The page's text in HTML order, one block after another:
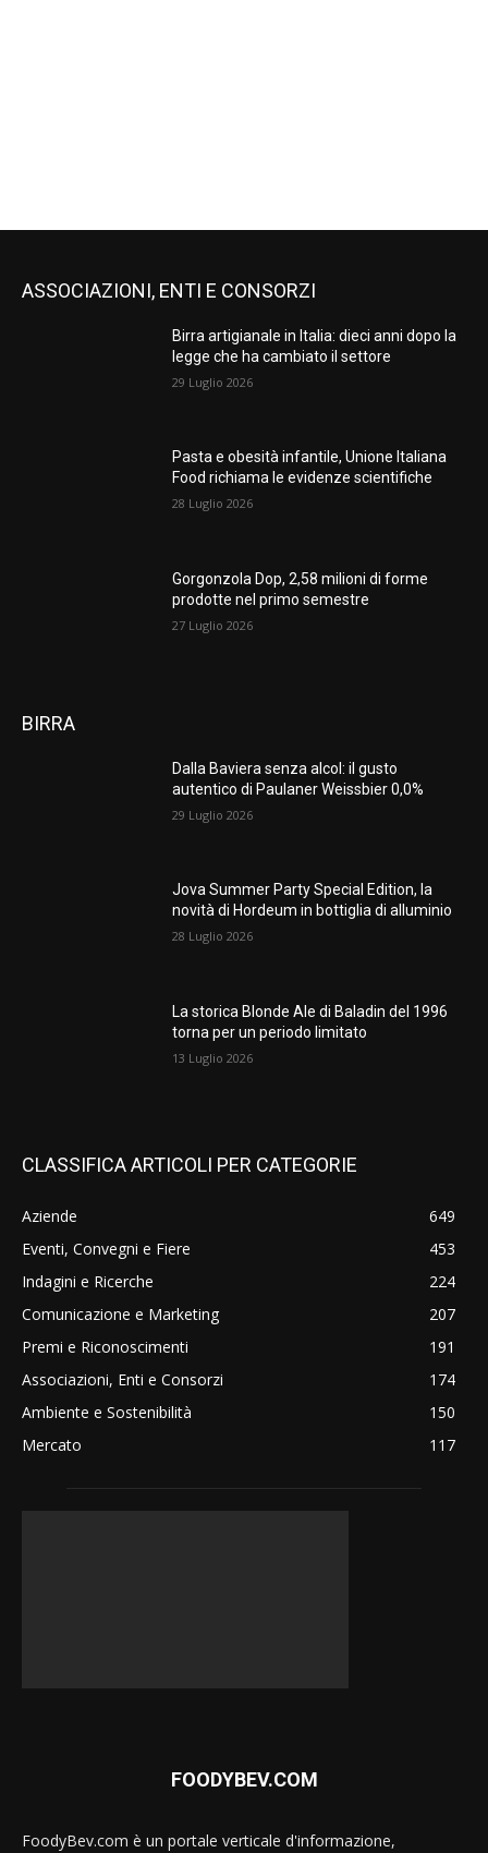
ASSOCIAZIONI, ENTI E CONSORZI
Birra artigianale in Italia: dieci anni dopo la
legge che ha cambiato il settore
29 Luglio 2026
Pasta e obesità infantile, Unione Italiana
Food richiama le evidenze scientifiche
28 Luglio 2026
Gorgonzola Dop, 2,58 milioni di forme
prodotte nel primo semestre
27 Luglio 2026
BIRRA
Dalla Baviera senza alcol: il gusto
autentico di Paulaner Weissbier 0,0%
29 Luglio 2026
Jova Summer Party Special Edition, la
novità di Hordeum in bottiglia di alluminio
28 Luglio 2026
La storica Blonde Ale di Baladin del 1996
torna per un periodo limitato
13 Luglio 2026
CLASSIFICA ARTICOLI PER CATEGORIE
Aziende
649
Eventi, Convegni e Fiere
453
Indagini e Ricerche
224
Comunicazione e Marketing
207
Premi e Riconoscimenti
191
Associazioni, Enti e Consorzi
174
Ambiente e Sostenibilità
150
Mercato
117
FOODYBEV.COM
FoodyBev.com è un portale verticale d'informazione,